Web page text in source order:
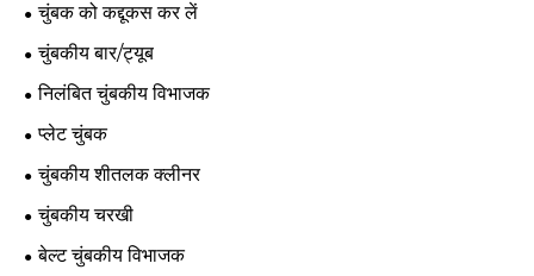
चुंबक को कद्दूकस कर लें
चुंबकीय बार/ट्यूब
निलंबित चुंबकीय विभाजक
प्लेट चुंबक
चुंबकीय शीतलक क्लीनर
चुंबकीय चरखी
बेल्ट चुंबकीय विभाजक